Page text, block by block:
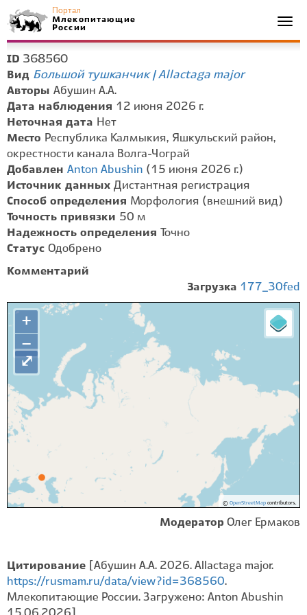
Портал
Млекопитающие
России
ID 368560
Вид Большой тушканчик | Allactaga major
Авторы Абушин А.А.
Дата наблюдения 12 июня 2026 г.
Неточная дата Нет
Место Республика Калмыкия, Яшкульский район,
окрестности канала Волга-Чограй
Добавлен Anton Abushin (15 июня 2026 г.)
Источник данных Дистантная регистрация
Способ определения Морфология (внешний вид)
Точность привязки 50 м
Надежность определения
Точно
Статус Одобрено
Комментарий
Загрузка 177_30fed
+
−
© OpenStreetMapcontributors.
⤢
Модератор Олег Ермаков
Цитирование
[Абушин А.А. 2026. Allactaga major.
https://rusmam.ru/data/view?id=368560.
Млекопитающие России. Загружено: Anton Abushin